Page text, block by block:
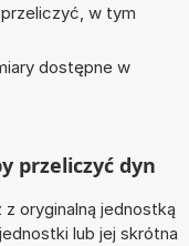
w tym
dostępne w
przeliczyć dyn
oryginalną jednostką
lub jej skrótna